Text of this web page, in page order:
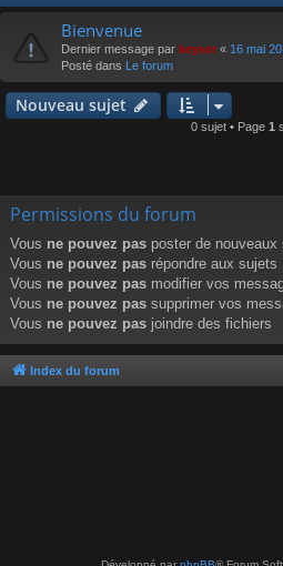
Bienvenue
Dernier message par keyser « 16 mai
Posté dans Le forum
Nouveau sujet
0 sujet • Page 1
Permissions du forum
Vous ne pouvez pas poster de nouveaux
Vous ne pouvez pas répondre aux sujets
Vous ne pouvez pas modifier vos
Vous ne pouvez pas supprimer vos
Vous ne pouvez pas joindre des fichiers
Index du forum